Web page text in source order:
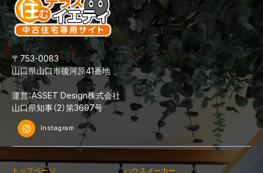
〒753-0083
山口県山口市後河原41番地
運営：ASSET Design株式会社
山口県知事（2）第3697号
Instagram
トップページ ハウスメーカー